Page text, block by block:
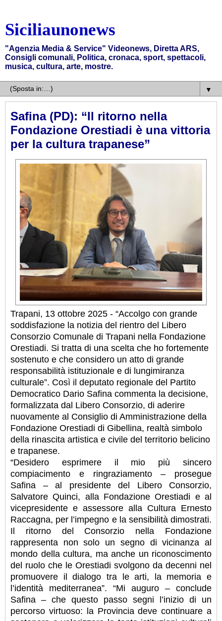
Siciliaunonews
"Agenzia Media & Service" Videonews, Diretta ARS,
Consigli comunali, Politica, cronaca, sport, spettacoli,
musica, cultura, arte, mostre.
▼
Safina (PD): “Il ritorno nella
Fondazione Orestiadi è una vittoria
per la cultura trapanese”
Trapani, 13 ottobre 2025 - “Accolgo con grande
soddisfazione la notizia del rientro del Libero
Consorzio Comunale di Trapani nella Fondazione
Orestiadi. Si tratta di una scelta che ho fortemente
sostenuto e che considero un atto di grande
responsabilità istituzionale e di lungimiranza
culturale”. Così il deputato regionale del Partito
Democratico Dario Safina commenta la decisione,
formalizzata dal Libero Consorzio, di aderire
nuovamente al Consiglio di Amministrazione della
Fondazione Orestiadi di Gibellina, realtà simbolo
della rinascita artistica e civile del territorio belicino
e trapanese.
“Desidero esprimere il mio più sincero
compiacimento e ringraziamento – prosegue
Safina – al presidente del Libero Consorzio,
Salvatore Quinci, alla Fondazione Orestiadi e al
vicepresidente e assessore alla Cultura Ernesto
Raccagna, per l’impegno e la sensibilità dimostrati.
Il ritorno del Consorzio nella Fondazione
rappresenta non solo un segno di vicinanza al
mondo della cultura, ma anche un riconoscimento
del ruolo che le Orestiadi svolgono da decenni nel
promuovere il dialogo tra le arti, la memoria e
l’identità mediterranea”. “Mi auguro – conclude
Safina – che questo passo segni l’inizio di un
percorso virtuoso: la Provincia deve continuare a